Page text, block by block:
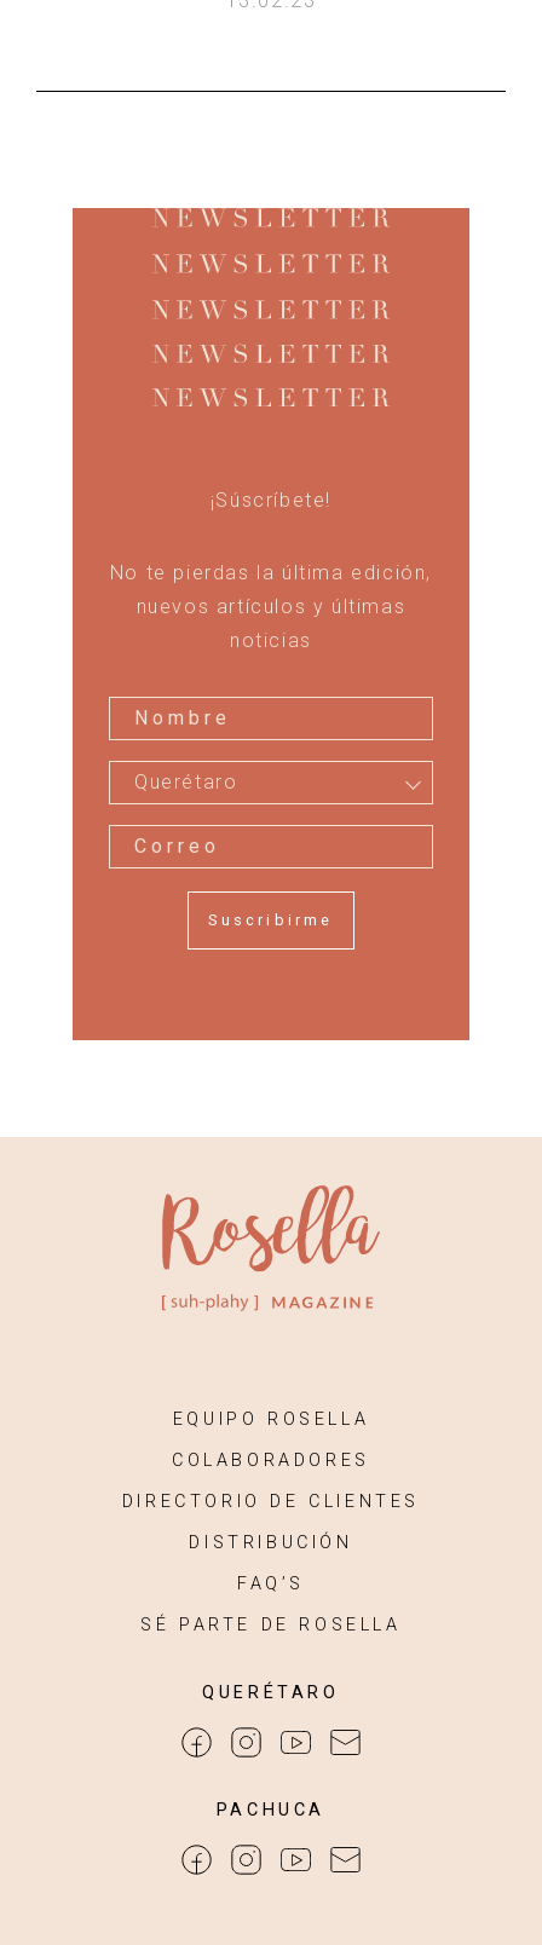
¡Súscríbete!
No te pierdas la última edición,
nuevos artículos y últimas
noticias
Querétaro
Suscribirme
EQUIPO ROSELLA
COLABORADORES
DIRECTORIO DE CLIENTES
DISTRIBUCIÓN
FAQ’S
SÉ PARTE DE ROSELLA
QUERÉTARO
PACHUCA